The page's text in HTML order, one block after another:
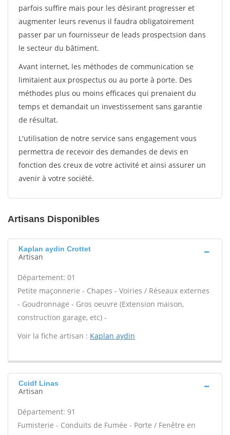
parfois suffire mais pour les désirant progresser et
augmenter leurs revenus il faudra obligatoirement
passer par un fournisseur de leads prospectsion dans
le secteur du bâtiment.
Avant internet, les méthodes de communication se
limitaient aux prospectus ou au porte à porte. Des
méthodes plus ou moins efficaces qui prenaient du
temps et demandait un investissement sans garantie
de résultat.
L'utilisation de notre service sans engagement vous
permettra de recevoir des demandes de devis en
fonction des creux de votre activité et ainsi assurer un
avenir à votre société.
Artisans Disponibles
Kaplan aydin Crottet
Artisan
Département: 01
Petite maçonnerie - Chapes - Voiries / Réseaux externes
- Goudronnage - Gros oeuvre (Extension maison,
construction garage, etc) -
Voir la fiche artisan : Kaplan aydin
Ccidf Linas
Artisan
Département: 91
Fumisterie - Conduits de Fumée - Porte / Fenêtre en